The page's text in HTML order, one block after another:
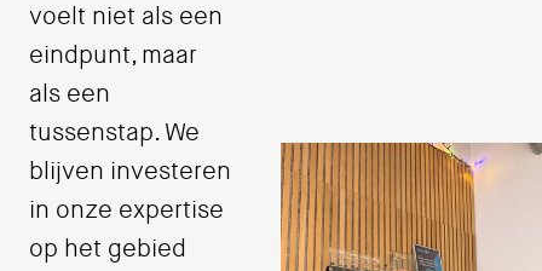
voelt niet als een
eindpunt, maar
als een
tussenstap. We
blijven investeren
in onze expertise
op het gebied